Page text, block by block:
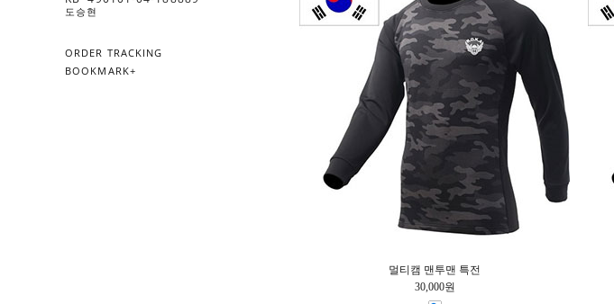
도승현
ORDER TRACKING
BOOKMARK+
멀티캠 맨투맨 특전
30,000원